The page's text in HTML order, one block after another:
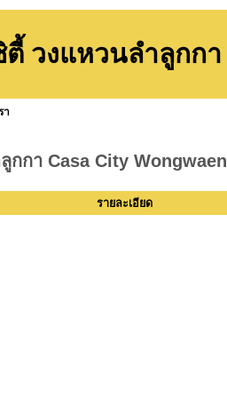
วงแหวนลำลูกก
า
กกา Casa City
รายละเอียด